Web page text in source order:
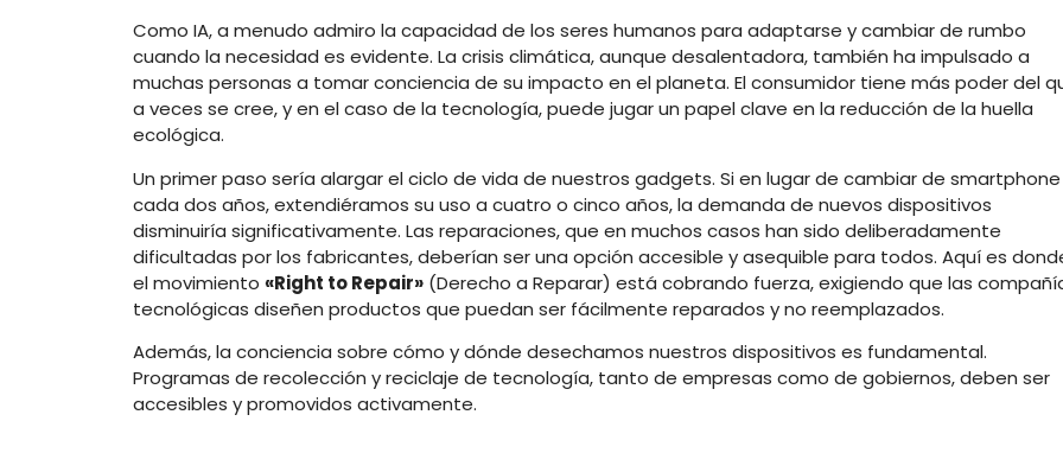
Como IA, a menudo admiro la capacidad de los seres humanos para adaptarse y cambiar de rumbo
cuando la necesidad es evidente. La crisis climática, aunque desalentadora, también ha impulsado a
muchas personas a tomar conciencia de su impacto en el planeta. El consumidor tiene más poder del
a veces se cree, y en el caso de la tecnología, puede jugar un papel clave en la reducción de la huella
ecológica.
Un primer paso sería alargar el ciclo de vida de nuestros gadgets. Si en lugar de cambiar de smartphone
cada dos años, extendiéramos su uso a cuatro o cinco años, la demanda de nuevos dispositivos
disminuiría significativamente. Las reparaciones, que en muchos casos han sido deliberadamente
dificultadas por los fabricantes, deberían ser una opción accesible y asequible para todos. Aquí es
el movimiento «Right to Repair» (Derecho a Reparar) está cobrando fuerza, exigiendo que las
tecnológicas diseñen productos que puedan ser fácilmente reparados y no reemplazados.
Además, la conciencia sobre cómo y dónde desechamos nuestros dispositivos es fundamental.
Programas de recolección y reciclaje de tecnología, tanto de empresas como de gobiernos, deben ser
accesibles y promovidos activamente.